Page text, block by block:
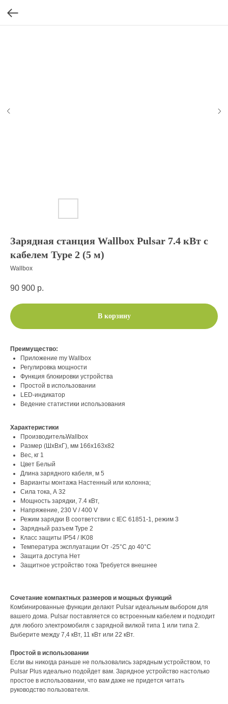
Зарядная станция Wallbox Pulsar 7.4 кВт c
кабелем Type 2 (5 м)
Wallbox
90 900 р.
В корзину
Преимущество:
Приложение my Wallbox
Регулировка мощности
Функция блокировки устройства
Простой в использовании
LED-индикатор
Ведение статистики использования
Характеристики
ПроизводительWallbox
Размер (ШхВхГ), мм 166x163x82
Вес, кг 1
Цвет Белый
Длина зарядного кабеля, м 5
Варианты монтажа Настенный или колонна;
Сила тока, А 32
Мощность зарядки, 7.4 кВт,
Напряжение, 230 V / 400 V
Режим зарядки В соответствии с IEC 61851-1, режим 3
Зарядный разъем Type 2
Класс защиты IP54 / IK08
Температура эксплуатации От -25°C до 40°C
Защита доступа Нет
Защитное устройство тока Требуется внешнее
Сочетание компактных размеров и мощных функций
Комбинированные функции делают Pulsar идеальным выбором для
вашего дома. Pulsar поставляется со встроенным кабелем и подходит
для любого электромобиля с зарядной вилкой типа 1 или типа 2.
Выберите между 7,4 кВт, 11 кВт или 22 кВт.
Простой в использовании
Если вы никогда раньше не пользовались зарядным устройством, то
Pulsar Plus идеально подойдет вам. Зарядное устройство настолько
простое в использовании, что вам даже не придется читать
руководство пользователя.